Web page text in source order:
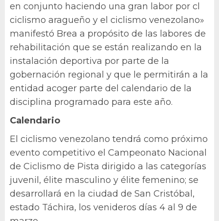
en conjunto haciendo una gran labor por cl
ciclismo aragueño y el ciclismo venezolano»
manifestó Brea a propósito de las labores de
rehabilitación que se están realizando en la
instalación deportiva por parte de la
gobernación regional y que le permitirán a la
entidad acoger parte del calendario de la
disciplina programado para este año.
Calendario
El ciclismo venezolano tendrá como próximo
evento competitivo el Campeonato Nacional
de Ciclismo de Pista dirigido a las categorías
juvenil, élite masculino y élite femenino; se
desarrollará en la ciudad de San Cristóbal,
estado Táchira, los venideros días 4 al 9 de